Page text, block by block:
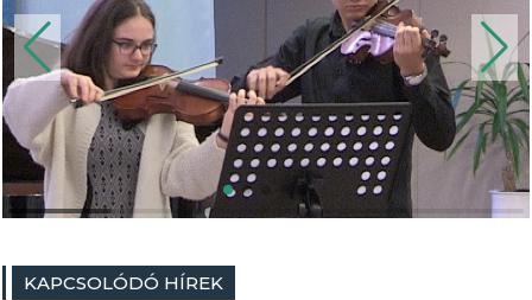
KAPCSOLÓDÓ HÍREK